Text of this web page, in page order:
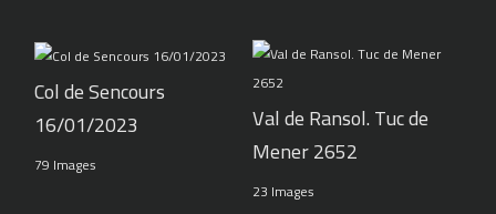
Col de Sencours
16/01/2023
79 Images
Val de Ransol. Tuc de
Mener 2652
23 Images